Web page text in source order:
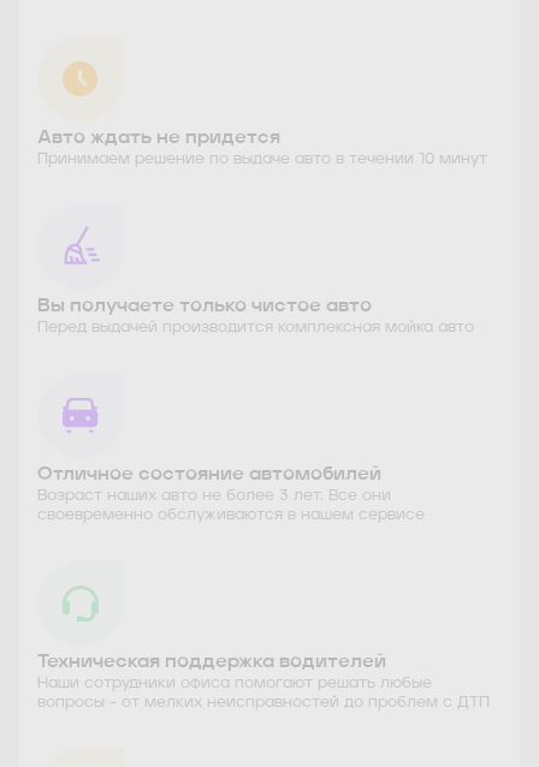
Авто ждать не придется
Принимаем решение по выдаче авто в течении 10 минут
Вы получаете только чистое авто
Перед выдачей производится комплексная мойка авто
Отличное состояние автомобилей
Возраст наших авто не более 3 лет. Все они
своевременно обслуживаются в нашем сервисе
Техническая поддержка водителей
Наши сотрудники офиса помогают решать любые
вопросы – от мелких неисправностей до проблем с ДТП